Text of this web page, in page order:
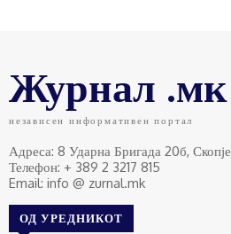
Журнал .мк
независен информативен портал
Адреса: 8 Ударна Бригада 20б, Скопје
Телефон: + 389 2 3217 815
Email: info @ zurnal.mk
ОД УРЕДНИКОТ